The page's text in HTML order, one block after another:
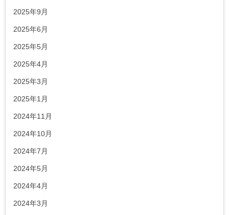
2025年9月
2025年6月
2025年5月
2025年4月
2025年3月
2025年1月
2024年11月
2024年10月
2024年7月
2024年5月
2024年4月
2024年3月